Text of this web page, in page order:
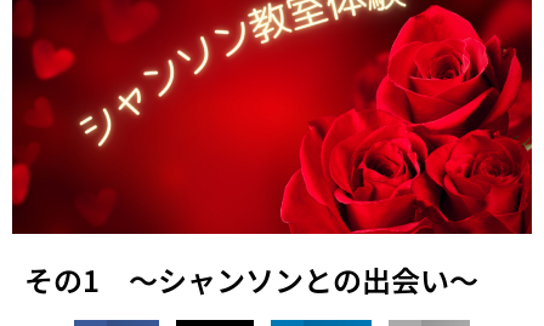
その1 〜シャンソンとの出会い〜